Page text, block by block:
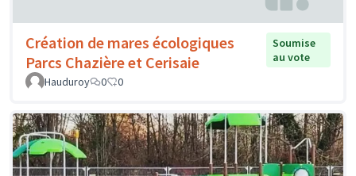
Création de mares écologiques
Parcs Chazière et Cerisaie
Soumise
au vote
Hauduroy
0 0